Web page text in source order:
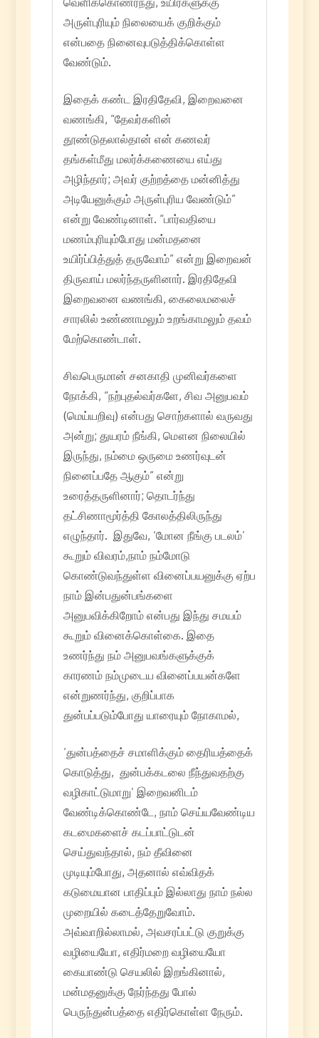
அருள்புரியும் நிலையைக் குறிக்கும்
என்பதை நினைவுபடுத்திக்கொள்ள
வேண்டும்.
இதைக் கண்ட இரதிதேவி, இறைவனை
வணங்கி, “தேவர்களின்
தூண்டுதலால்தான் என் கணவர்
தங்கள்மீது மலர்க்கணையை எய்து
அழிந்தார்; அவர் குற்றத்தை மன்னித்து
அடியேனுக்கும் அருள்புரிய வேண்டும்”
என்று வேண்டினாள். “பார்வதியை
மணம்புரியும்போது மன்மதனை
உயிர்ப்பித்துத் தருவோம்” என்று இறைவன்
திருவாய் மலர்ந்தருளினார். இரதிதேவி
இறைவனை வணங்கி, கைலைமலைச்
சாரலில் உண்ணாமலும் உறங்காமலும் தவம்
மேற்கொண்டாள்.
சிவபெருமான் சனகாதி முனிவர்களை
நோக்கி, “நற்புதல்வர்களே, சிவ அனுபவம்
(மெய்யறிவு) என்பது சொற்களால் வருவது
அன்று; துயரம் நீங்கி, மௌன நிலையில்
இருந்து, நம்மை ஒருமை உணர்வுடன்
நினைப்பதே ஆகும்” என்று
உரைத்தருளினார்; தொடர்ந்து
தட்சிணாமூர்த்தி கோலத்திலிருந்து
எழுந்தார். இதுவே, ‘மோன நீங்கு படலம்’
கூறும் விவரம்,நாம் நம்மோடு
கொண்டுவந்துள்ள வினைப்பயனுக்கு ஏற்ப
நாம் இன்பதுன்பங்களை
அனுபவிக்கிறோம் என்பது இந்து சமயம்
கூறும் வினைக்கொள்கை. இதை
உணர்ந்து நம் அனுபவங்களுக்குக்
காரணம் நம்முடைய வினைப்பயன்களே
என்றுணர்ந்து, குறிப்பாக
துன்பப்படும்போது யாரையும் நோகாமல்,
‘துன்பத்தைச் சமாளிக்கும் தைரியத்தைக்
கொடுத்து, துன்பக்கடலை நீந்துவதற்கு
வழிகாட்டுமாறு’ இறைவனிடம்
வேண்டிக்கொண்டே, நாம் செய்யவேண்டிய
கடமைகளைச் கடப்பாட்டுடன்
செய்துவந்தால், நம் தீவினை
முடியும்போது, அதனால் எவ்விதக்
கடுமையான பாதிப்பும் இல்லாது நாம் நல்ல
முறையில் கடைத்தேறுவோம்.
அவ்வாறில்லாமல், அவசரப்பட்டு குறுக்கு
வழியையோ, எதிர்மறை வழியையோ
கையாண்டு செயலில் இறங்கினால்,
மன்மதனுக்கு நேர்ந்தது போல்
பெருந்துன்பத்தை எதிர்கொள்ள நேரும்.